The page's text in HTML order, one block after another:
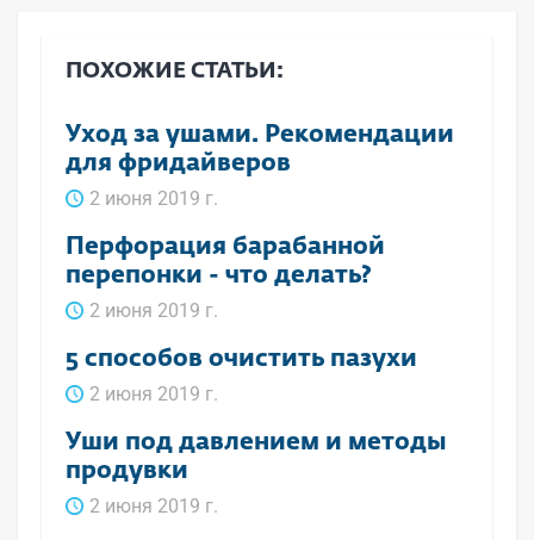
ПОХОЖИЕ СТАТЬИ:
Уход за ушами. Рекомендации
для фридайверов
2 июня 2019 г.
Перфорация барабанной
перепонки - что делать?
2 июня 2019 г.
5 способов очистить пазухи
2 июня 2019 г.
Уши под давлением и методы
продувки
2 июня 2019 г.